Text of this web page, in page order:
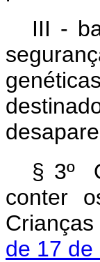
III -
§ 3º
conter
de 17 de